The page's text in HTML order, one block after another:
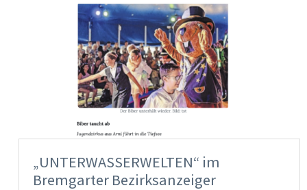
„UNTERWASSERWELTEN“ im
Bremgarter Bezirksanzeiger